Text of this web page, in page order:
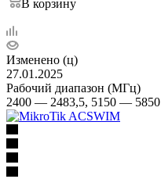
В корзину
Изменено (ц)
27.01.2025
Рабочий диапазон (МГц)
2400 — 2483,5, 5150 — 5850